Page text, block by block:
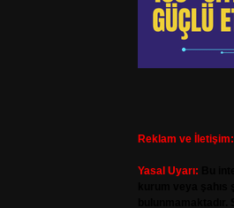
Reklam ve İletişim:
Yasal Uyarı: